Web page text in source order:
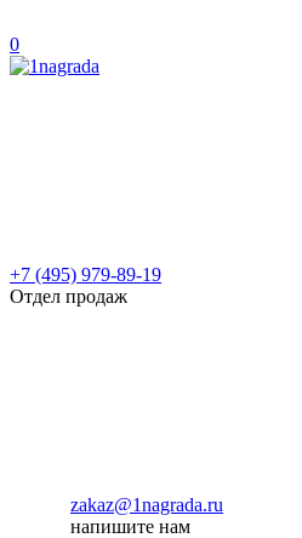
0
+7 (495) 979-89-19
Отдел продаж
zakaz@1nagrada.ru
напишите нам